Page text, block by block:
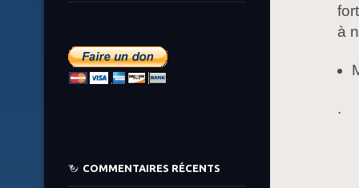
à
.
COMMENTAIRES RÉCENTS